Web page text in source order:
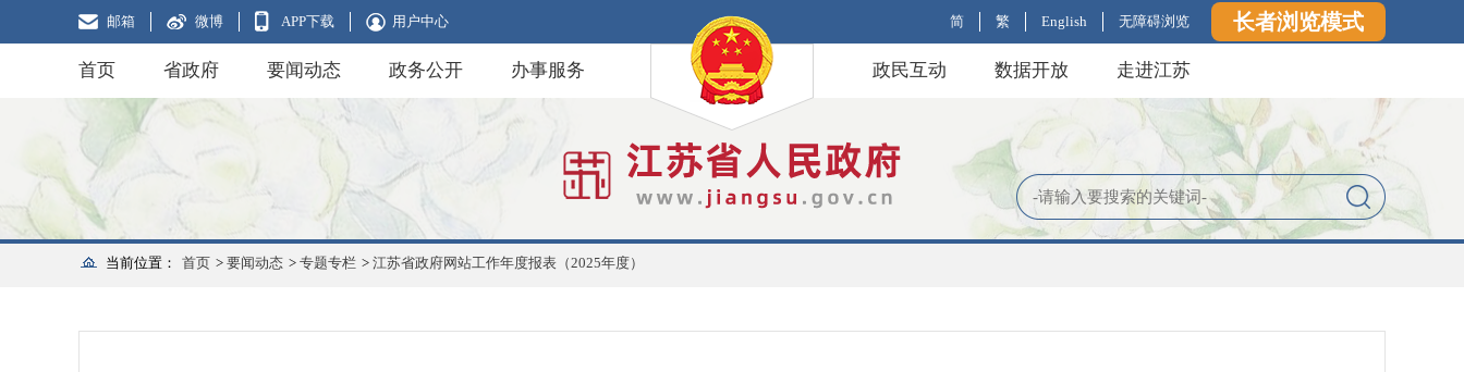
邮箱 微博 APP下载 用户中心 简 繁 English 无障碍浏览 长者浏览模式
首页 省政府 要闻动态 政务公开 办事服务 政民互动 数据开放 走进江苏
当前位置： 首页 > 要闻动态 > 专题专栏 > 江苏省政府网站工作年度报表（2025年度）